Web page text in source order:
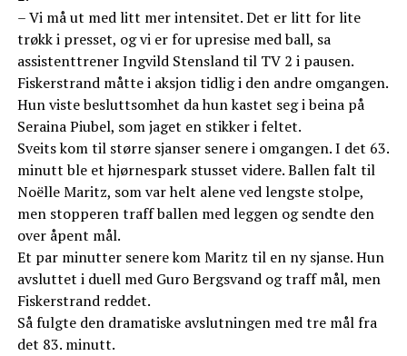
– Vi må ut med litt mer intensitet. Det er litt for lite
trøkk i presset, og vi er for upresise med ball, sa
assistenttrener Ingvild Stensland til TV 2 i pausen.
Fiskerstrand måtte i aksjon tidlig i den andre omgangen.
Hun viste besluttsomhet da hun kastet seg i beina på
Seraina Piubel, som jaget en stikker i feltet.
Sveits kom til større sjanser senere i omgangen. I det 63.
minutt ble et hjørnespark stusset videre. Ballen falt til
Noëlle Maritz, som var helt alene ved lengste stolpe,
men stopperen traff ballen med leggen og sendte den
over åpent mål.
Et par minutter senere kom Maritz til en ny sjanse. Hun
avsluttet i duell med Guro Bergsvand og traff mål, men
Fiskerstrand reddet.
Så fulgte den dramatiske avslutningen med tre mål fra
det 83. minutt.